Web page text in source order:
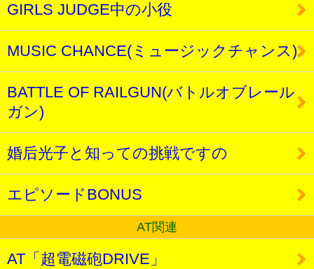
GIRLS JUDGE中の小役
MUSIC CHANCE(ミュージックチャンス)
BATTLE OF RAILGUN(バトルオブレール
ガン)
婚后光子と知っての挑戦ですの
エピソードBONUS
AT関連
AT「超電磁砲DRIVE」